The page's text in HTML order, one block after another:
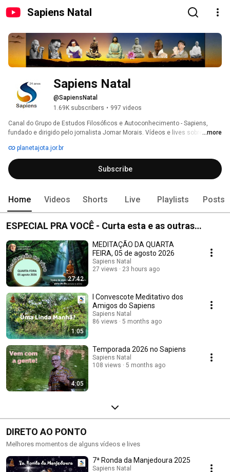
Sapiens Natal
Sapiens Natal
@SapiensNatal
1.69K subscribers • 997 videos
Canal do Grupo de Estudos Filosóficos e Autoconhecimento - Sapiens,
fundado e dirigido pelo jornalista Jomar Morais. Vídeos e lives sobre
viagens temáticas guiadas por Jomar Morais e a ação social Cuidadores
de Francisco, do Sapiens. Recomendamos um passeio inicial por nossas
playlists. É recomendável também acessar o espaço unificado do Sapiens
em www.planetajota.jor.br
...more
planetajota.jor.br
Subscribe
Home Videos Shorts Live Playlists Posts
ESPECIAL PRA VOCÊ - Curta esta e as outras
playlists
27:42
MEDITAÇÃO DA QUARTA
FEIRA, 05 de agosto 2026
Sapiens Natal
27 views
23 hours ago
1:05
I Convescote Meditativo dos
Amigos do Sapiens
Sapiens Natal
86 views
5 months ago
4:05
Temporada 2026 no Sapiens
Sapiens Natal
108 views
5 months ago
DIRETO AO PONTO
Melhores momentos de alguns vídeos e lives
7ª Ronda da Manjedoura 2025
Sapiens Natal